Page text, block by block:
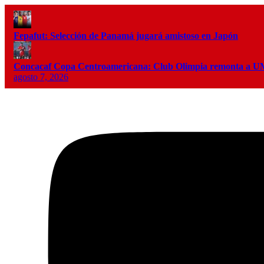
Fepafut: Selección de Panamá jugará amistoso en Japón
Concacaf Copa Centroamericana: Club Olimpia remonta a
agosto 7, 2026